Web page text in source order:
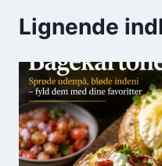
Lignende